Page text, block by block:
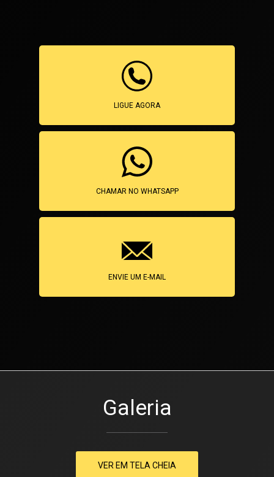
LIGUE AGORA
CHAMAR NO WHATSAPP
ENVIE UM E-MAIL
Galeria
VER EM TELA CHEIA